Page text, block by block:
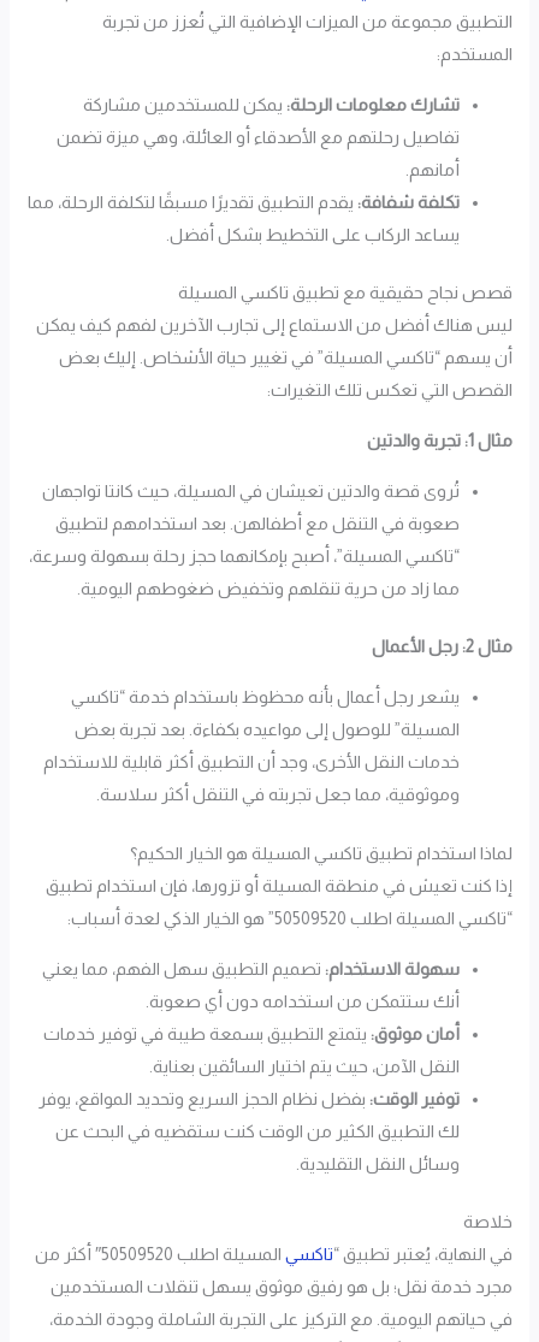
التطبيق مجموعة من الميزات الإضافية التي تُعزز من تجربة
المستخدم:
تشارك معلومات الرحلة: يمكن للمستخدمين مشاركة
تفاصيل رحلتهم مع الأصدقاء أو العائلة، وهي ميزة تضمن
أمانهم.
تكلفة شفافة: يقدم التطبيق تقديرًا مسبقًا لتكلفة الرحلة، مما
يساعد الركاب على التخطيط بشكل أفضل.
قصص نجاح حقيقية مع تطبيق تاكسي المسيلة
ليس هناك أفضل من الاستماع إلى تجارب الآخرين لفهم كيف يمكن
أن يسهم “تاكسي المسيلة” في تغيير حياة الأشخاص. إليك بعض
القصص التي تعكس تلك التغيرات:
مثال 1: تجربة والدتين
تُروى قصة والدتين تعيشان في المسيلة، حيث كانتا تواجهان
صعوبة في التنقل مع أطفالهن. بعد استخدامهم لتطبيق
“تاكسي المسيلة”، أصبح بإمكانهما حجز رحلة بسهولة وسرعة،
مما زاد من حرية تنقلهم وتخفيض ضغوطهم اليومية.
مثال 2: رجل الأعمال
يشعر رجل أعمال بأنه محظوظ باستخدام خدمة “تاكسي
المسيلة” للوصول إلى مواعيده بكفاءة. بعد تجربة بعض
خدمات النقل الأخرى، وجد أن التطبيق أكثر قابلية للاستخدام
وموثوقية، مما جعل تجربته في التنقل أكثر سلاسة.
لماذا استخدام تطبيق تاكسي المسيلة هو الخيار الحكيم؟
إذا كنت تعيش في منطقة المسيلة أو تزورها، فإن استخدام تطبيق
“تاكسي المسيلة اطلب 50509520” هو الخيار الذكي لعدة أسباب:
سهولة الاستخدام: تصميم التطبيق سهل الفهم، مما يعني
أنك ستتمكن من استخدامه دون أي صعوبة.
أمان موثوق: يتمتع التطبيق بسمعة طيبة في توفير خدمات
النقل الآمن، حيث يتم اختيار السائقين بعناية.
توفير الوقت: بفضل نظام الحجز السريع وتحديد المواقع، يوفر
لك التطبيق الكثير من الوقت كنت ستقضيه في البحث عن
وسائل النقل التقليدية.
خلاصة
في النهاية، يُعتبر تطبيق “تاكسي
المسيلة اطلب 50509520″ أكثر من
مجرد خدمة نقل؛ بل هو رفيق موثوق يسهل تنقلات المستخدمين
في حياتهم اليومية. مع التركيز على التجربة الشاملة وجودة الخدمة،